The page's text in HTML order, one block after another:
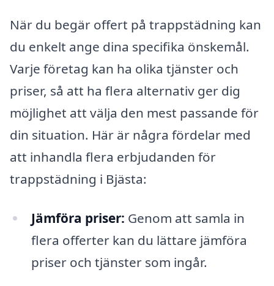
När du begär offert på trappstädning kan
du enkelt ange dina specifika önskemål.
Varje företag kan ha olika tjänster och
priser, så att ha flera alternativ ger dig
möjlighet att välja den mest passande för
din situation. Här är några fördelar med
att inhandla flera erbjudanden för
trappstädning i Bjästa:
Jämföra priser: Genom att samla in
flera offerter kan du lättare jämföra
priser och tjänster som ingår.